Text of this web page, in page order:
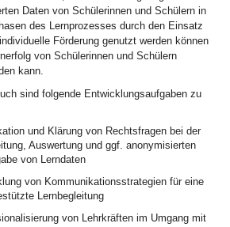
Daten von Schülerinnen und Schülern in
des Lernprozesses durch den Einsatz
Förderung genutzt werden können
von Schülerinnen und Schülern
kann.
sind folgende Entwicklungsaufgaben zu
und Klärung von Rechtsfragen bei der
Auswertung und ggf. anonymisierten
von Lerndaten
von Kommunikationsstrategien für eine
Lernbegleitung
von Lehrkräften im Umgang mit